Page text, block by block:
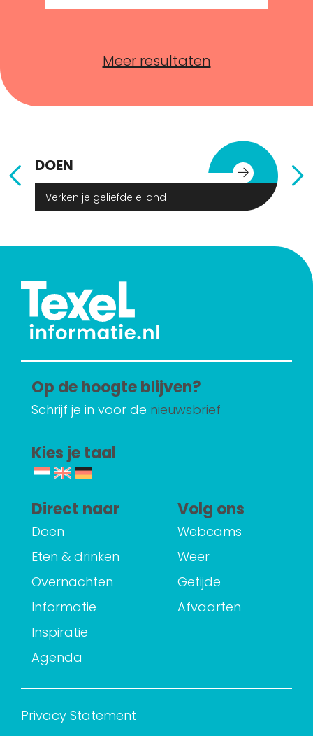
Meer resultaten
DOEN
Verken je geliefde eiland
Op de hoogte blijven?
Schrijf je in voor de nieuwsbrief
Kies je taal
Direct naar
Doen
Eten & drinken
Overnachten
Informatie
Inspiratie
Agenda
Volg ons
Webcams
Weer
Getijde
Afvaarten
Privacy Statement